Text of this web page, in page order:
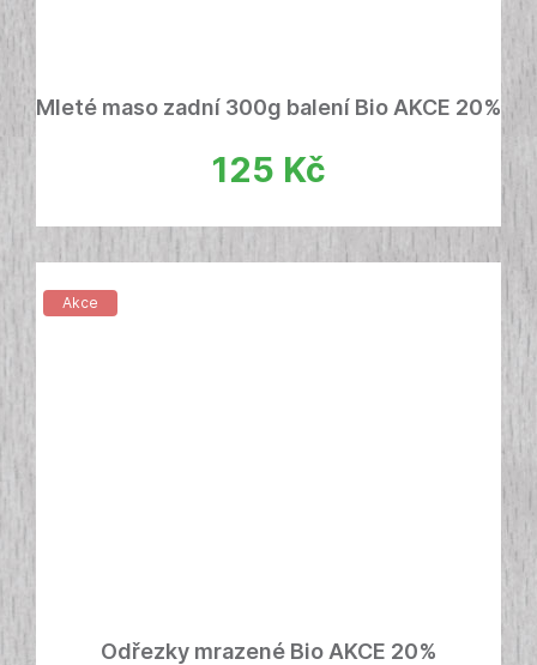
Mleté maso zadní 300g balení Bio AKCE 20%
125 Kč
Akce
Odřezky mrazené Bio AKCE 20%